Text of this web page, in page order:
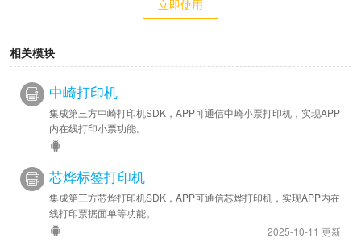
立即使用
相关模块
中崎打印机
集成第三方中崎打印机SDK，APP可通信中崎小票打印机，实现APP
内在线打印小票功能。
芯烨标签打印机
集成第三方芯烨打印机SDK，APP可通信芯烨打印机，实现APP内在
线打印票据面单等功能。
2025-10-11 更新